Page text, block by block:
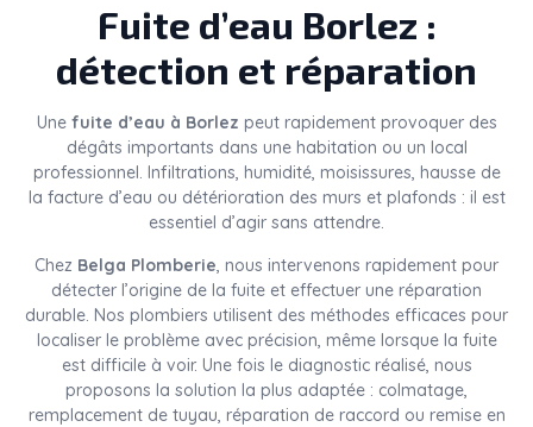
Fuite d’eau Borlez :
détection et réparation
Une fuite d’eau à Borlez peut rapidement provoquer des
dégâts importants dans une habitation ou un local
professionnel. Infiltrations, humidité, moisissures, hausse de
la facture d’eau ou détérioration des murs et plafonds : il est
essentiel d’agir sans attendre.
Chez Belga Plomberie, nous intervenons rapidement pour
détecter l’origine de la fuite et effectuer une réparation
durable. Nos plombiers utilisent des méthodes efficaces pour
localiser le problème avec précision, même lorsque la fuite
est difficile à voir. Une fois le diagnostic réalisé, nous
proposons la solution la plus adaptée : colmatage,
remplacement de tuyau, réparation de raccord ou remise en